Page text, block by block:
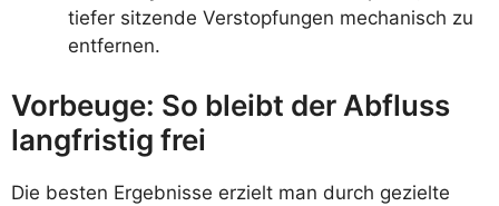
tiefer sitzende Verstopfungen mechanisch zu
entfernen.
Vorbeuge: So bleibt der Abfluss
langfristig frei
Die besten Ergebnisse erzielt man durch gezielte